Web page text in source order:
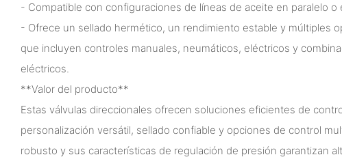
- Compatible con configuraciones de líneas de aceite en paralelo o
- Ofrece un sellado hermético, un rendimiento estable y múltiples
que incluyen controles manuales, neumáticos, eléctricos y
eléctricos.
**Valor del producto**
Estas válvulas direccionales ofrecen soluciones eficientes de
personalización versátil, sellado confiable y opciones de control
robusto y sus características de regulación de presión garantizan